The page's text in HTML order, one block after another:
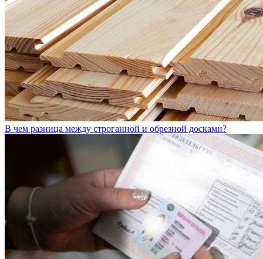
В чем разница между строганной и обрезной досками?